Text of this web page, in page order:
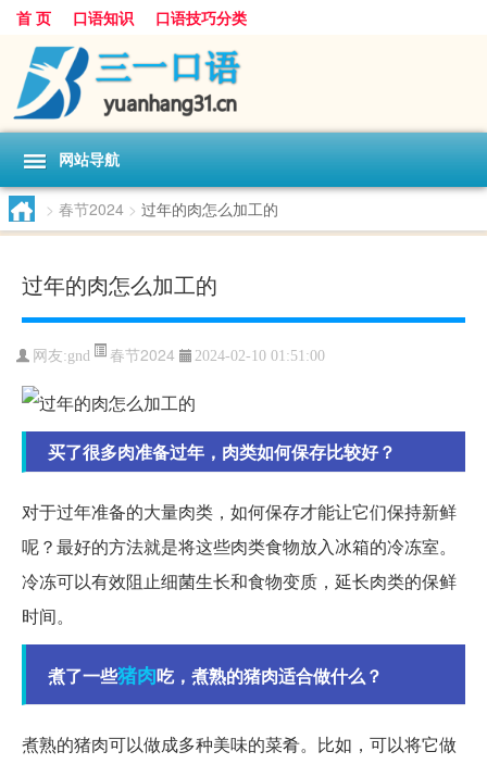
首 页 口语知识 口语技巧分类
网站导航
> 春节2024 > 过年的肉怎么加工的
过年的肉怎么加工的
网友:gnd 春节2024 2024-02-10 01:51:00
买了很多肉准备过年，肉类如何保存比较好？
对于过年准备的大量肉类，如何保存才能让它们保持新鲜
呢？最好的方法就是将这些肉类食物放入冰箱的冷冻室。
冷冻可以有效阻止细菌生长和食物变质，延长肉类的保鲜
时间。
煮了一些猪肉吃，煮熟的猪肉适合做什么？
煮熟的猪肉可以做成多种美味的菜肴。比如，可以将它做